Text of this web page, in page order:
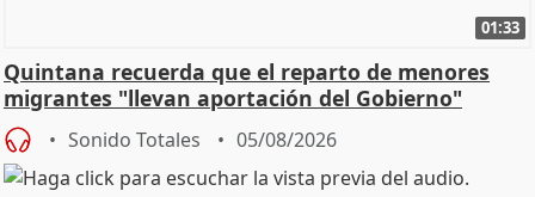
01:33
Quintana recuerda que el reparto de menores
migrantes "llevan aportación del Gobierno"
central
Sonido Totales 05/08/2026